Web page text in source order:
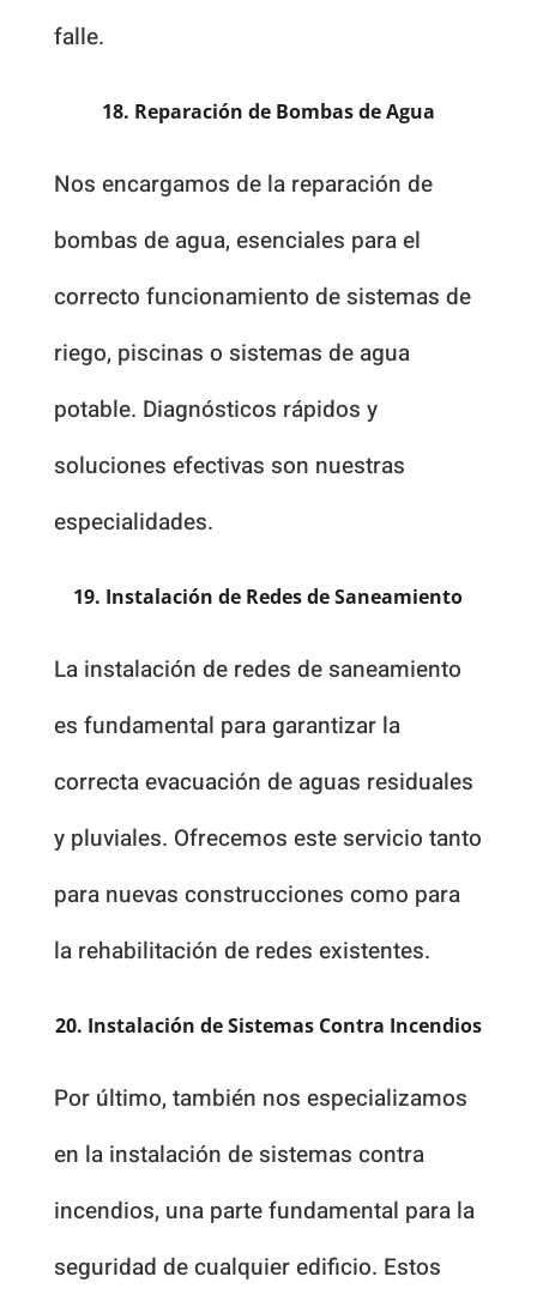
falle.
18. Reparación de Bombas de Agua
Nos encargamos de la reparación de
bombas de agua, esenciales para el
correcto funcionamiento de sistemas de
riego, piscinas o sistemas de agua
potable. Diagnósticos rápidos y
soluciones efectivas son nuestras
especialidades.
19. Instalación de Redes de Saneamiento
La instalación de redes de saneamiento
es fundamental para garantizar la
correcta evacuación de aguas residuales
y pluviales. Ofrecemos este servicio tanto
para nuevas construcciones como para
la rehabilitación de redes existentes.
20. Instalación de Sistemas Contra Incendios
Por último, también nos especializamos
en la instalación de sistemas contra
incendios, una parte fundamental para la
seguridad de cualquier edificio. Estos